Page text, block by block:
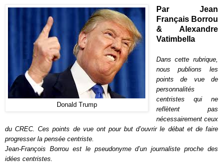
Donald Trump
Par Jean
Français Borrou
& Alexandre
Vatimbella
Dans cette rubrique,
nous publions les
points de vue de
personnalités
centristes qui ne
reflètent pas
nécessairement ceux
du CREC. Ces points de vue ont pour but d’ouvrir le débat et de faire
progresser la pensée centriste.
Jean-François Borrou est le pseudonyme d’un journaliste proche des
idées centristes.